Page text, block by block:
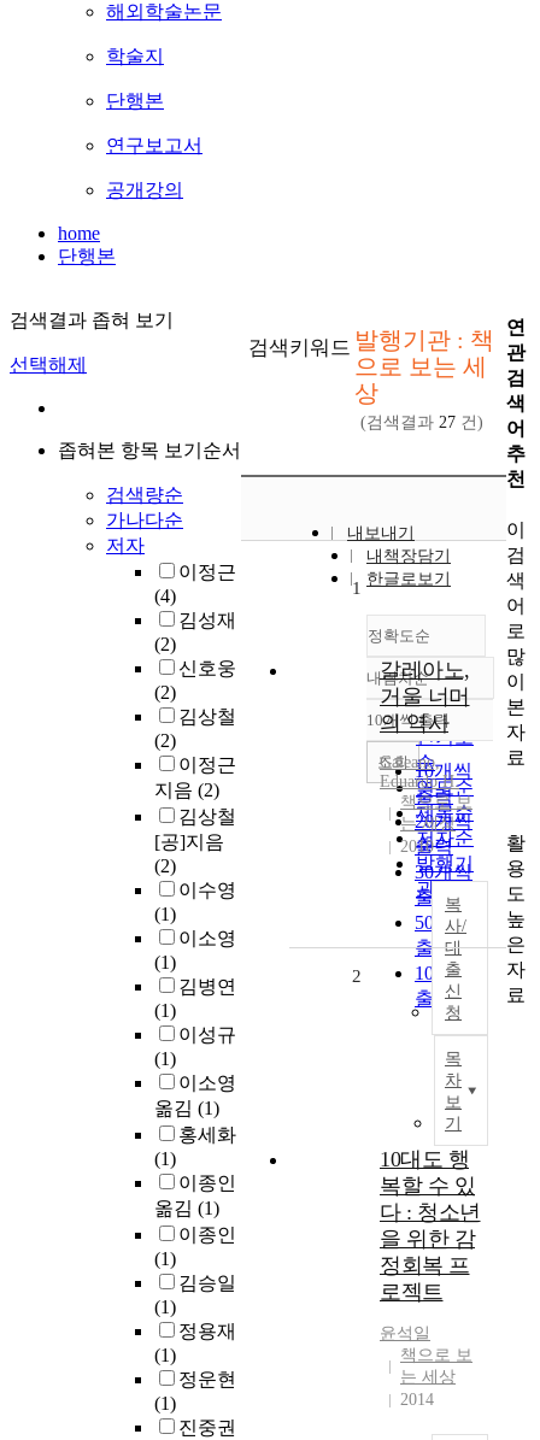
해외학술논문
학술지
단행본
연구보고서
공개강의
home
단행본
검색결과 좁혀 보기
선택해제
좁혀본 항목 보기순서
검색량순
가나다순
저자
이정근
(4)
김성재
(2)
신호웅
(2)
김상철
(2)
이정근
지음 (2)
김상철
[공]지음
(2)
이수영
(1)
이소영
(1)
김병연
(1)
이성규
(1)
이소영
옮김 (1)
홍세화
(1)
이종인
옮김 (1)
이종인
(1)
김승일
(1)
정용재
(1)
정운현
(1)
진중권
검색키워드 발행기관 : 책
으로 보는 세
상
(검색결과 27 건)
내보내기
내책장담기
한글로보기
정확도순
정확도
순
인기도
순
연도순
제목순
저자순
발행기
관순
내림차순
내림차순
10개씩 출력
10개씩
출력
20개씩
출력
30개씩
출력
50개씩
출력
100개씩
출력
조회
1
갈레아노,
거울 너머
의 역사
Galeano,
Eduardo H.
책으로 보
는 세상
2010
복
사/
대
출
신
청
목
차
보
기
2
10대도 행
복할 수 있
다 : 청소년
을 위한 감
정회복 프
로젝트
윤석일
책으로 보
는 세상
2014
연
관
검
색
어
추
천
이
검
색
어
로
많
이
본
자
료
활
용
도
높
은
자
료